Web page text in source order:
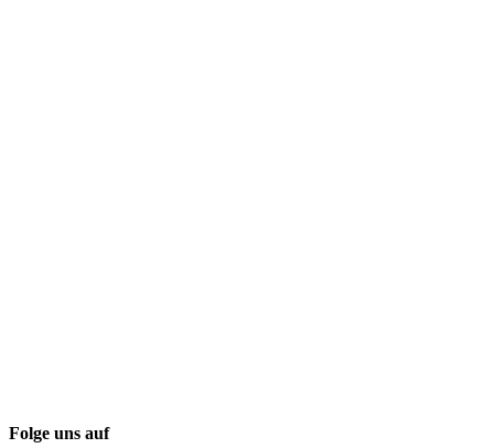
Folge uns auf